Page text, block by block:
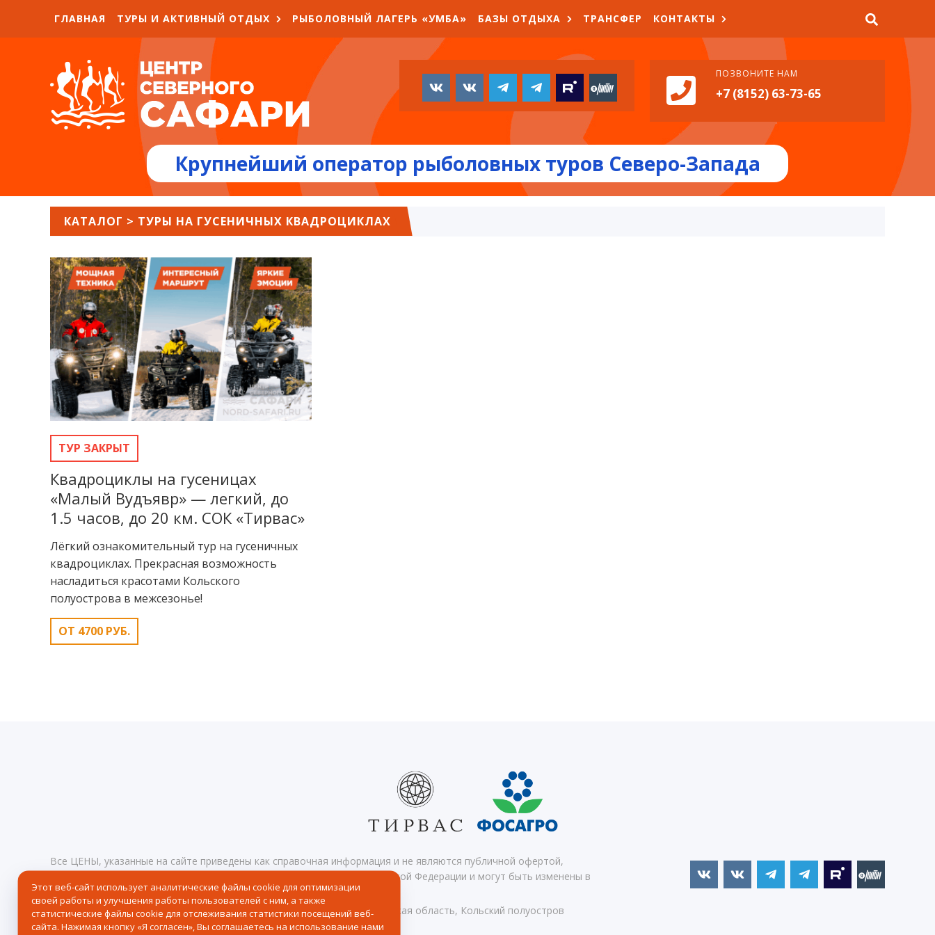
ГЛАВНАЯ ТУРЫ И АКТИВНЫЙ ОТДЫХ РЫБОЛОВНЫЙ ЛАГЕРЬ «УМБА» БАЗЫ ОТДЫХА ТРАНСФЕР КОНТАКТЫ
ПОЗВОНИТЕ НАМ
+7 (8152) 63-73-65
Крупнейший оператор рыболовных туров Северо-Запада
КАТАЛОГ > ТУРЫ НА ГУСЕНИЧНЫХ КВАДРОЦИКЛАХ
ТУР ЗАКРЫТ
Квадроциклы на гусеницах
«Малый Вудъявр» — легкий, до
1.5 часов, до 20 км. СОК «Тирвас»
Лёгкий ознакомительный тур на гусеничных
квадроциклах. Прекрасная возможность
насладиться красотами Кольского
полуострова в межсезонье!
ОТ 4700 РУБ.
Все ЦЕНЫ, указанные на сайте приведены как справочная информация и не являются публичной офертой,
определяемой положениями статьи 437 Гражданского кодекса Российской Федерации и могут быть изменены в
любое время без предупреждения. Реквизиты
© 2026 Центр северного сафари — Хибины, Кировск, Апатиты, Мурманская область, Кольский полуостров
Политика в отношении обработки персональных данных
Этот веб-сайт использует аналитические файлы cookie для оптимизации
своей работы и улучшения работы пользователей с ним, а также
статистические файлы cookie для отслеживания статистики посещений веб-
сайта. Нажимая кнопку «Я согласен», Вы соглашаетесь на использование нами